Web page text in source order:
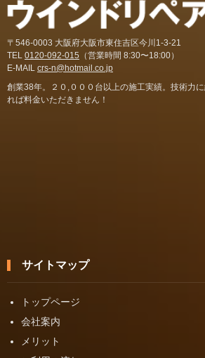
〒546-0003 大阪府大阪市東住吉区今川1-3-21
TEL 0120-092-015 （営業時間 8:30〜18:00）
E-MAIL crs-n@hotmail.co.jp
創業38年。２０,０００台以上の施工実績。技術力
れば料金いただきません！
サイトマップ
トップページ
会社案内
メリット